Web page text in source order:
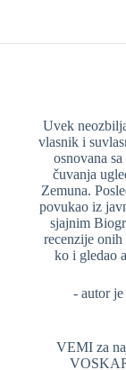
Uvek
vlasnik i
osnovana
čuvanja
Zemuna.
povukao iz
sjajnim
recenzije
ko i gledao
- autor
VEMI za